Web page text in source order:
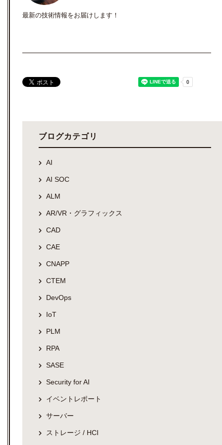
最新の技術情報をお届けします！
ブログカテゴリ
AI
AI SOC
ALM
AR/VR・グラフィックス
CAD
CAE
CNAPP
CTEM
DevOps
IoT
PLM
RPA
SASE
Security for AI
イベントレポート
サーバー
ストレージ / HCI